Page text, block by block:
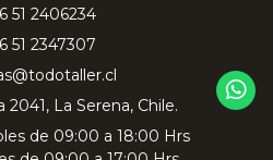
51 2406234
51 2347307
La Serena, Chile.
de 09:00 a 18:00 Hrs